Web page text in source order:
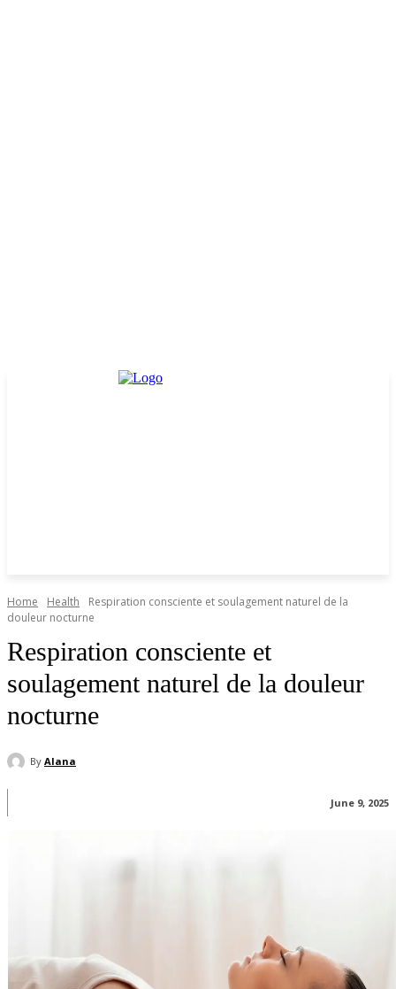
Home Health
Respiration consciente et soulagement naturel de la
douleur nocturne
Respiration consciente et
soulagement naturel de la douleur
nocturne
By Alana
June 9, 2025